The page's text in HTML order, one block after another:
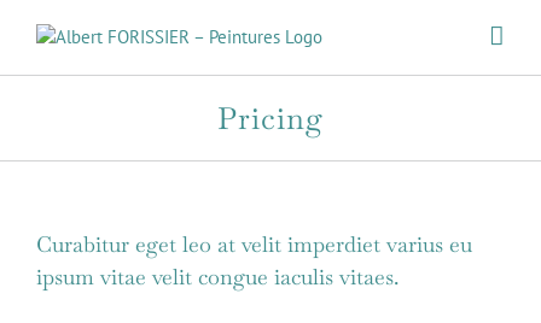
Pricing
Curabitur eget leo at velit imperdiet varius eu
ipsum vitae velit congue iaculis vitaes.